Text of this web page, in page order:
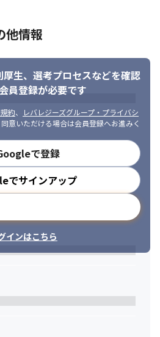
きた様々な見守りセンサーと、ナ
ことで、介護スタッフへの最適な情
コミュニケーションを実現します。
ク2021アワード」で優良賞を受賞し
ウェルエイジング経済フォーラム主
医療への移行がさらに進行すること
護見守り機能の開発や介護データを
計画しています。
、よりよい社会・よりよい仕組み
他情報
生、 選考プロセスなどを確認
員登録が必要です
約、
レバレジーズグループ・プライバシ
意いただける場合は会員登録へお進みく
で登録
でサインアップ
インはこちら